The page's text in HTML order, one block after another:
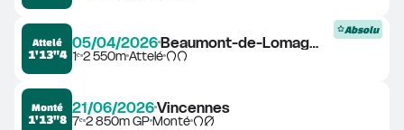
Attelé
1'13"4
05/04/2026 Beaumont-de-Lomagne
1ᵉ2 550mAttelé
Absolu
Monté
1'13"8
21/06/2026Vincennes
7ᵉ2 850m GPMonté